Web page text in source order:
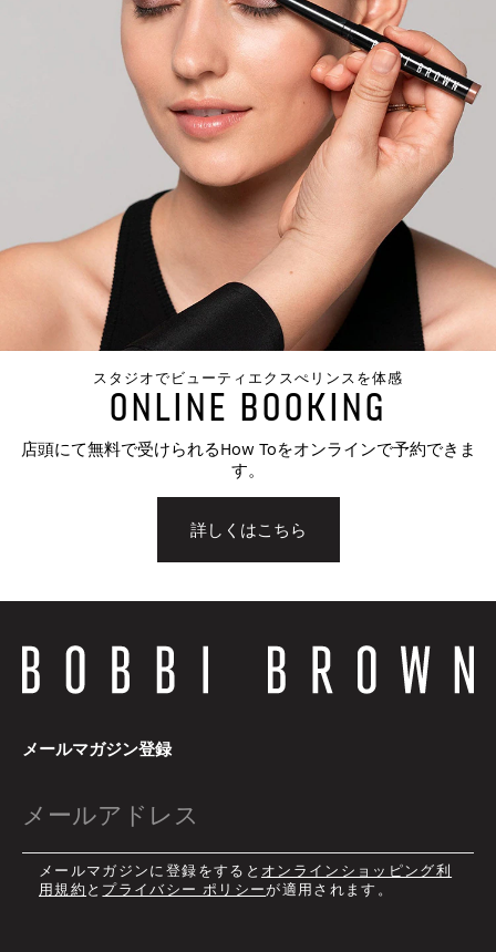
スタジオでビューティエクスぺリンスを体感
ONLINE BOOKING
店頭にて無料で受けられるHow Toをオンラインで予約できま
す。
詳しくはこちら
メールマガジン登録
メールマガジンに登録をすると オンラインショッピング利
用規約 と プライバシー ポリシーが適用されます。